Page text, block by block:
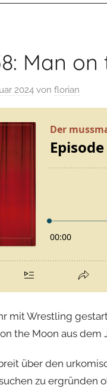
Man
2024 von florian
mit Wrestling
the Moon aus dem
über den
zu ergründen